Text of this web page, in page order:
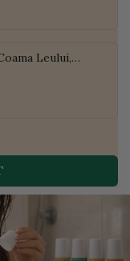
Leului,
ECO, 300g